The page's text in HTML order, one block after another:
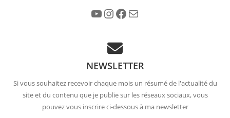
YouTube Instagram Facebook
NEWSLETTER
Si vous souhaitez recevoir chaque mois un résumé de l'actualité du
site et du contenu que je publie sur les réseaux sociaux, vous
pouvez vous inscrire ci-dessous à ma newsletter